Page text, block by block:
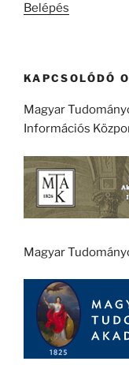
Belépés
KAPCSOLÓDÓ
Magyar
Információs
Magyar